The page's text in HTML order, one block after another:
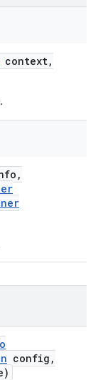
context,
,
config ,